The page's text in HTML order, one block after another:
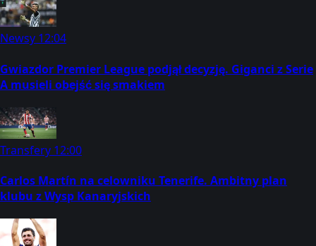
Newsy 12:04
Gwiazdor Premier League podjął decyzję. Giganci z Serie
A musieli obejść się smakiem
Transfery 12:00
Carlos Martín na celowniku Tenerife. Ambitny plan
klubu z Wysp Kanaryjskich